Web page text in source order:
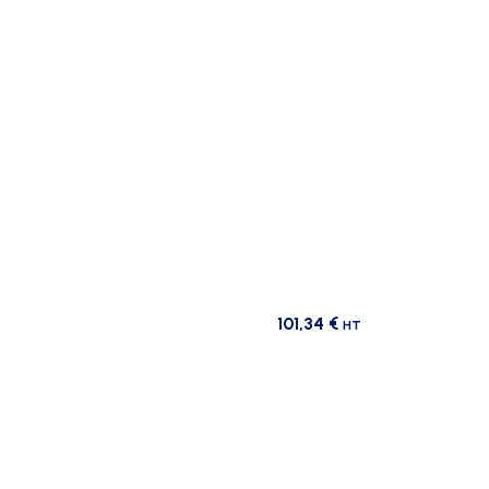
101,34 € HT